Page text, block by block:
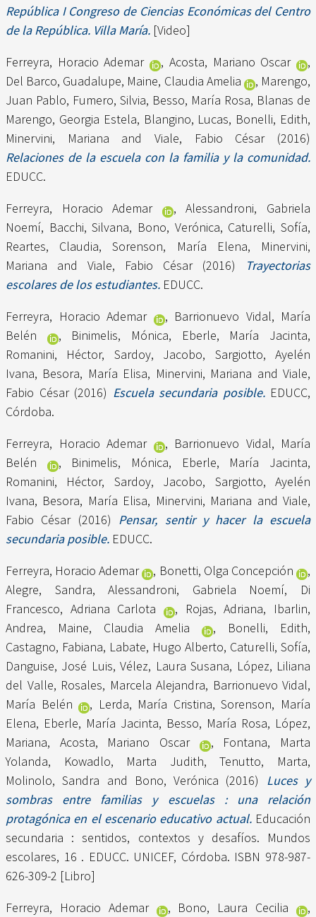
República I Congreso de Ciencias Económicas del Centro
de la República. Villa María. [Video]
Ferreyra, Horacio Ademar
, Acosta, Mariano Oscar
,
Del Barco, Guadalupe, Maine, Claudia Amelia , Marengo,
Juan Pablo, Fumero, Silvia, Besso, María Rosa, Blanas de
Marengo, Georgia Estela, Blangino, Lucas, Bonelli, Edith,
Minervini, Mariana andViale, Fabio César(2016)
Relaciones de la escuela con la familia y la comunidad.
EDUCC.
Ferreyra, Horacio Ademar
,Alessandroni, Gabriela
Noemí, Bacchi, Silvana, Bono, Verónica, Caturelli, Sofía,
Reartes, Claudia,Sorenson, María Elena, Minervini,
Mariana and Viale, Fabio César(2016)
Trayectorias
escolares de los estudiantes. EDUCC.
Ferreyra, Horacio Ademar
, Barrionuevo Vidal, María
Belén
, Binimelis, Mónica, Eberle, María Jacinta,
Romanini, Héctor, Sardoy, Jacobo, Sargiotto, Ayelén
Ivana, Besora, María Elisa, Minervini, Mariana andViale,
Fabio César(2016) Escuela secundaria posible.EDUCC,
Córdoba.
Ferreyra, Horacio Ademar
, Barrionuevo Vidal, María
Belén
, Binimelis, Mónica, Eberle, María Jacinta,
Romanini, Héctor, Sardoy, Jacobo, Sargiotto, Ayelén
Ivana, Besora, María Elisa, Minervini, Mariana andViale,
Fabio César(2016) Pensar, sentir y hacer la escuela
secundaria posible. EDUCC.
Ferreyra, Horacio Ademar
, Bonetti, Olga Concepción
,
Alegre, Sandra,Alessandroni, Gabriela Noemí, Di
Francesco, Adriana Carlota
, Rojas, Adriana, Ibarlin,
Andrea, Maine, Claudia Amelia , Bonelli, Edith,
Castagno, Fabiana, Labate, Hugo Alberto, Caturelli, Sofía,
Danguise, José Luis,Vélez, Laura Susana, López, Liliana
del Valle, Rosales, Marcela Alejandra, Barrionuevo Vidal,
María Belén
, Lerda, María Cristina,Sorenson, María
Elena, Eberle, María Jacinta, Besso, María Rosa, López,
Mariana, Acosta, Mariano Oscar , Fontana, Marta
Yolanda, Kowadlo, Marta Judith,Tenutto, Marta,
Molinolo, Sandra and Bono, Verónica (2016) Luces y
sombras entre familias y escuelas : una relación
protagónica en el escenario educativo actual.Educación
secundaria : sentidos, contextos y desafíos. Mundos
escolares, 16 . EDUCC. UNICEF, Córdoba. ISBN 978-987-
626-309-2 [Libro]
Ferreyra, Horacio Ademar
, Bono, Laura Cecilia
,